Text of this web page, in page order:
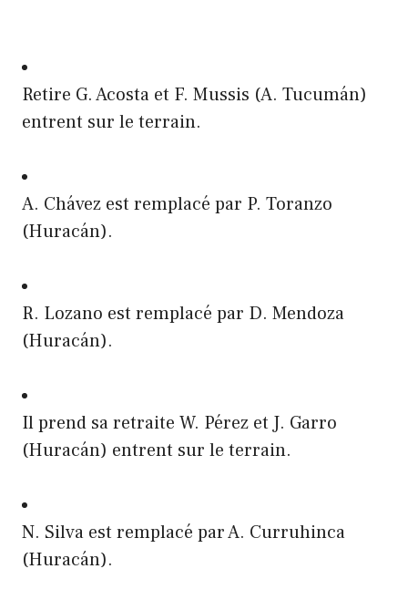
Retire G. Acosta et F. Mussis (A. Tucumán)
entrent sur le terrain.
A. Chávez est remplacé par P. Toranzo
(Huracán).
R. Lozano est remplacé par D. Mendoza
(Huracán).
Il prend sa retraite W. Pérez et J. Garro
(Huracán) entrent sur le terrain.
N. Silva est remplacé par A. Curruhinca
(Huracán).